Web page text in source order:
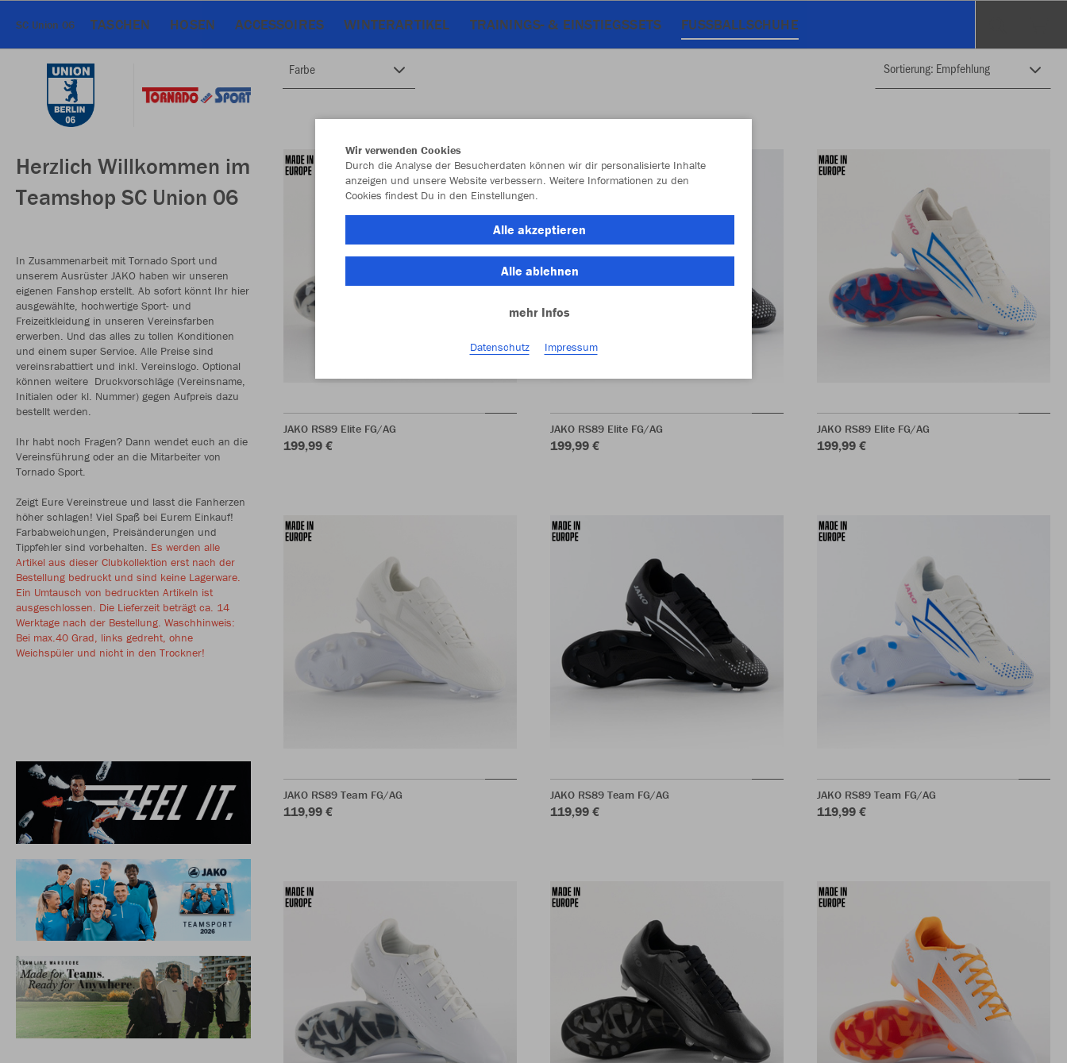
SC Union 06 TASCHEN HOSEN ACCESSOIRES WINTERARTIKEL TRAININGS- & EINSTIEGSSETS FUSSBALLSCHUHE
Herzlich Willkommen im
Teamshop SC Union 06
In Zusammenarbeit mit Tornado Sport und
unserem Ausrüster JAKO haben wir unseren
eigenen Fanshop erstellt. Ab sofort könnt Ihr hier
ausgewählte, hochwertige Sport- und
Freizeitkleidung in unseren Vereinsfarben
erwerben. Und das alles zu tollen Konditionen
und einem super Service. Alle Preise sind
vereinsrabattiert und inkl. Vereinslogo. Optional
können weitere Druckvorschläge (Vereinsname,
Initialen oder kl. Nummer) gegen Aufpreis dazu
bestellt werden.
Ihr habt noch Fragen? Dann wendet euch an die
Vereinsführung oder an die Mitarbeiter von
Tornado Sport.
Zeigt Eure Vereinstreue und lasst die Fanherzen
höher schlagen! Viel Spaß bei Eurem Einkauf!
Farbabweichungen, Preisänderungen und
Tippfehler sind vorbehalten. Es werden alle
Artikel aus dieser Clubkollektion erst nach der
Bestellung bedruckt und sind keine Lagerware.
Ein Umtausch von bedruckten Artikeln ist
ausgeschlossen. Die Lieferzeit beträgt ca. 14
Werktage nach der Bestellung. Waschhinweis:
Bei max.40 Grad, links gedreht, ohne
Weichspüler und nicht in den Trockner!
Farbe
JAKO RS89 Elite FG/AG
199,99 €
JAKO RS89 Elite FG/AG
199,99 €
JAKO RS89 Elite FG/AG
199,99 €
JAKO RS89 Team FG/AG
119,99 €
JAKO RS89 Team FG/AG
119,99 €
JAKO RS89 Team FG/AG
119,99 €
Wir verwenden Cookies
Durch die Analyse der Besucherdaten können wir dir personalisierte Inhalte
anzeigen und unsere Website verbessern. Weitere Informationen zu den
Cookies findest Du in den Einstellungen.
Alle akzeptieren
Alle ablehnen
mehr Infos
Datenschutz Impressum